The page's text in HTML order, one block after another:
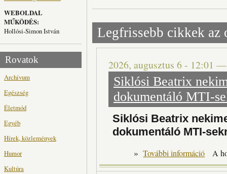
WEBOLDAL
MŰKÖDÉS:
Hollósi-Simon István
Rovatok
Archívum
Egészség
Életmód
Egyéb
Hírek, közlemények
Humor
Kultúra
Legfrissebb cikkek az
2026, augusztus 6 - 12:01
Siklósi Beatrix
dokumentáló MTI-
Siklósi Beatrix
dokumentáló MTI-
» További információ Siklósi
A